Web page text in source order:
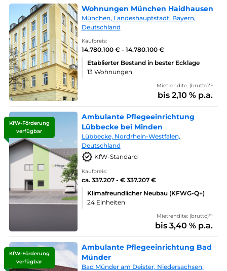
Wohnungen München Haidhausen
München, Landeshauptstadt, Bayern,
Deutschland
Kaufpreis:
14.780.100 € - 14.780.100 €
Etablierter Bestand in bester Ecklage
13 Wohnungen
Mietrendite: (brutto)*¹
bis 2,10 % p.a.
KfW-Förderung
verfügbar
Ambulante Pflegeeinrichtung
Lübbecke bei Minden
Lübbecke, Nordrhein-Westfalen,
Deutschland
KfW-Standard
Kaufpreis:
ca. 337.207 - € 337.207 €
Klimafreundlicher Neubau (KFWG-Q+)
24 Einheiten
Mietrendite: (brutto)*¹
bis 3,40 % p.a.
KfW-Förderung
verfügbar
Ambulante Pflegeeinrichtung Bad
Münder
Bad Münder am Deister, Niedersachsen,